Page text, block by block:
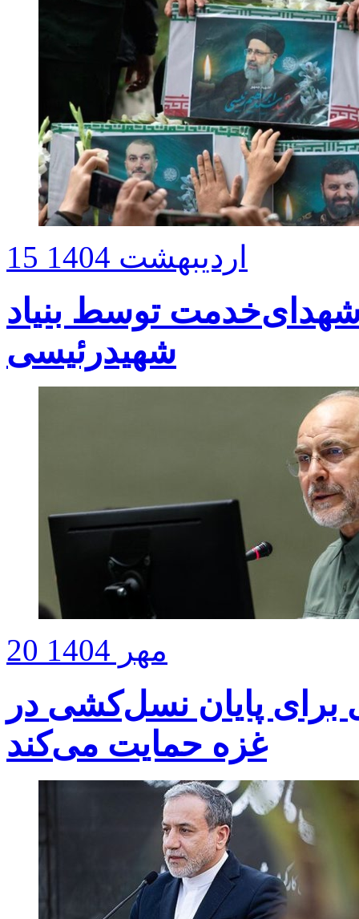
15 اردیبهشت 1404
شهدای‌خدمت توسط بنیاد
شهیدرئیسی
20 مهر 1404
برای پایان نسل‌کشی در
غزه حمایت می‌کند